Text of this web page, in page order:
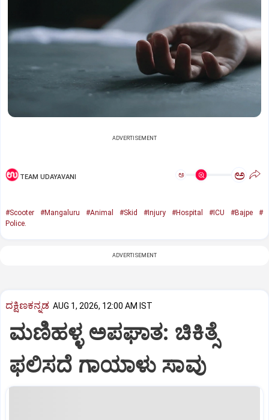
ADVERTISEMENT
TEAM UDAYAVANI ಅ ಅ
#Scooter #Mangaluru #Animal #Skid #Injury #Hospital #ICU #Bajpe
#
Police.
ADVERTISEMENT
ದಕ್ಷಿಣಕನ್ನಡ AUG 1, 2026, 12:00 AM IST
ಮಣಿಹಳ್ಳ ಅಪಘಾತ: ಚಿಕಿತ್ಸೆ
ಫಲಿಸದೆ ಗಾಯಾಳು ಸಾವು